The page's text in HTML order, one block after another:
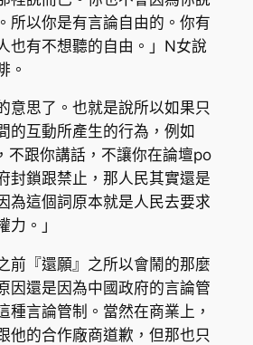
所以你是有言論自由的。你有
也有不想聽的自由。」N女說
。
意思了。也就是說所以如果只
的互動所產生的行為，例如
不跟你講話，不讓你在論壇po
封鎖跟禁止，那人民其實還是
為這個詞原本就是人民去要求
力。」
前『還願』之所以會鬧的那麼
因還是因為中國政府的言論管
種言論管制。當然在商業上，
他的合作廠商道歉，但那也只